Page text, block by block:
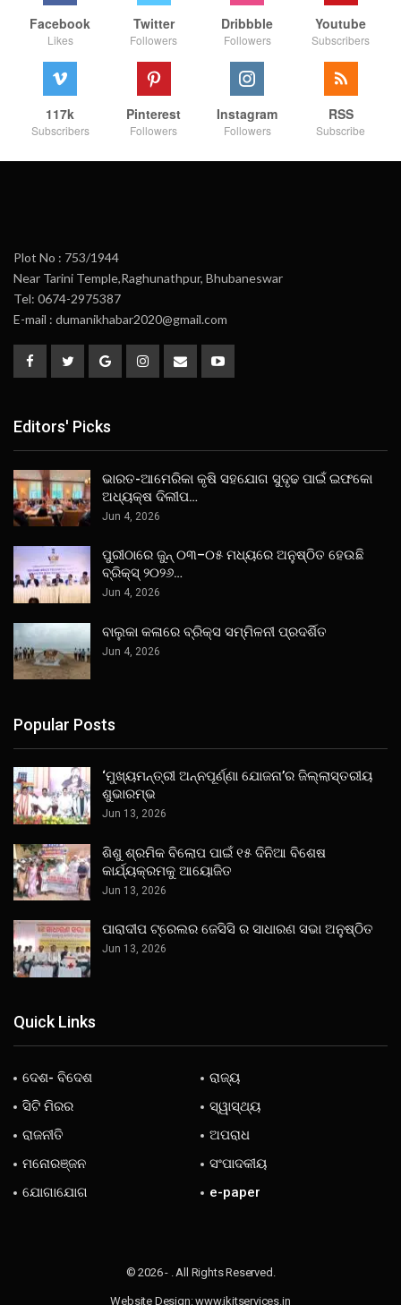
Facebook
Likes
Twitter
Followers
Dribbble
Followers
Youtube
Subscribers
117k
Subscribers
Pinterest
Followers
Instagram
Followers
RSS
Subscribe
Plot No : 753/1944
Near Tarini Temple,Raghunathpur, Bhubaneswar
Tel: 0674-2975387
E-mail : dumanikhabar2020@gmail.com
Editors' Picks
ଭାରତ-ଆମେରିକା କୃଷି ସହଯୋଗ ସୁଦୃଢ ପାଇଁ ଇଫକୋ
ଅଧ୍ୟକ୍ଷ ଦିଲୀପ…
Jun 4, 2026
ପୁରୀଠାରେ ଜୁନ୍ ୦୩–୦୫ ମଧ୍ୟରେ ଅନୁଷ୍ଠିତ ହେଉଛି
ବ୍ରିକ୍ସ୍ ୨୦୨୬…
Jun 4, 2026
ବାଲୁକା କଳାରେ ବ୍ରିକ୍ସ ସମ୍ମିଳନୀ ପ୍ରଦର୍ଶିତ
Jun 4, 2026
Popular Posts
‘ମୁଖ୍ୟମନ୍ତ୍ରୀ ଅନ୍ନପୂର୍ଣ୍ଣା ଯୋଜନା’ର ଜିଲ୍ଲାସ୍ତରୀୟ
ଶୁଭାରମ୍ଭ
Jun 13, 2026
ଶିଶୁ ଶ୍ରମିକ ବିଲୋପ ପାଇଁ ୧୫ ଦିନିଆ ବିଶେଷ
କାର୍ଯ୍ୟକ୍ରମକୁ ଆୟୋଜିତ
Jun 13, 2026
ପାରାଦୀପ ଟ୍ରେଲର ଜେସିସି ର ସାଧାରଣ ସଭା ଅନୁଷ୍ଠିତ
Jun 13, 2026
Quick Links
ଦେଶ- ବିଦେଶ
ରାଜ୍ୟ
ସିଟି ମିରର
ସ୍ୱାସ୍ଥ୍ୟ
ରାଜନୀତି
ଅପରାଧ
ମନୋରଞ୍ଜନ
ସଂପାଦକୀୟ
ଯୋଗାଯୋଗ
e-paper
© 2026 - . All Rights Reserved.
Website Design:www.jkitservices.in